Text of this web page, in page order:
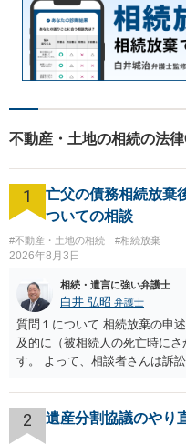
不動産・土地の相続の法
1
亡父の債務相続放棄
ついての相談
#不動産・土地の相続 #相続放棄
2026年8月3日
相続・遺言に強い弁護士
白井 弘昭 弁護士
質問１について 相続放棄の申
及的に（被相続人の死亡時に
す。 よって、相談者さんは訴
理証明を家庭裁判所で取得し
してください。 質問２につい
ば、第１回期日は出席する必
2 遺産分割協議のやり